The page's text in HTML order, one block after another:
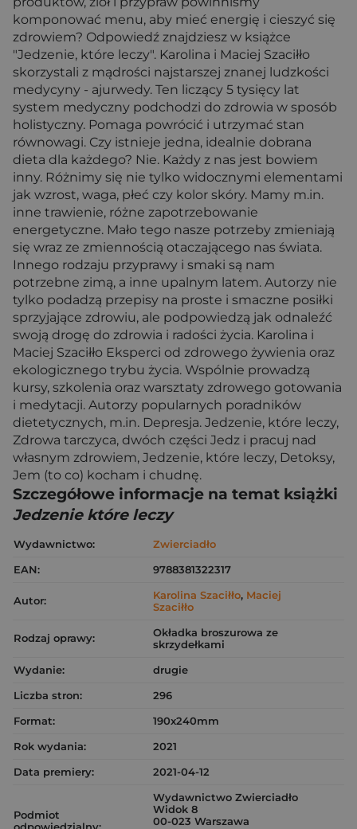
komponować menu, aby mieć energię i cieszyć się
zdrowiem? Odpowiedź znajdziesz w książce
"Jedzenie, które leczy". Karolina i Maciej Szaciłło
skorzystali z mądrości najstarszej znanej ludzkości
medycyny - ajurwedy. Ten liczący 5 tysięcy lat
system medyczny podchodzi do zdrowia w sposób
holistyczny. Pomaga powrócić i utrzymać stan
równowagi. Czy istnieje jedna, idealnie dobrana
dieta dla każdego? Nie. Każdy z nas jest bowiem
inny. Różnimy się nie tylko widocznymi elementami
jak wzrost, waga, płeć czy kolor skóry. Mamy m.in.
inne trawienie, różne zapotrzebowanie
energetyczne. Mało tego nasze potrzeby zmieniają
się wraz ze zmiennością otaczającego nas świata.
Innego rodzaju przyprawy i smaki są nam
potrzebne zimą, a inne upalnym latem. Autorzy nie
tylko podadzą przepisy na proste i smaczne posiłki
sprzyjające zdrowiu, ale podpowiedzą jak odnaleźć
swoją drogę do zdrowia i radości życia. Karolina i
Maciej Szaciłło Eksperci od zdrowego żywienia oraz
ekologicznego trybu życia. Wspólnie prowadzą
kursy, szkolenia oraz warsztaty zdrowego gotowania
i medytacji. Autorzy popularnych poradników
dietetycznych, m.in. Depresja. Jedzenie, które leczy,
Zdrowa tarczyca, dwóch części Jedz i pracuj nad
własnym zdrowiem, Jedzenie, które leczy, Detoksy,
Jem (to co) kocham i chudnę.
Szczegółowe informacje na temat książki
Jedzenie które leczy
Wydawnictwo:
Zwierciadło
EAN:
9788381322317
Autor: Karolina Szaciłło, Maciej
Szaciłło
Rodzaj oprawy:
Okładka broszurowa ze
skrzydełkami
Wydanie:
drugie
Liczba stron:
296
Format:
190x240mm
Rok wydania:
2021
Data premiery:
2021-04-12
Podmiot
Wydawnictwo Zwierciadło
Widok 8
00-023 Warszawa